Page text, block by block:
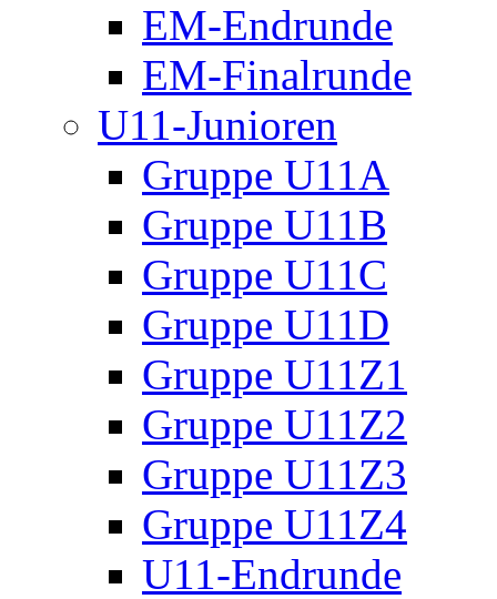
EM-Endrunde
EM-Finalrunde
U11-Junioren
Gruppe U11A
Gruppe U11B
Gruppe U11C
Gruppe U11D
Gruppe U11Z1
Gruppe U11Z2
Gruppe U11Z3
Gruppe U11Z4
U11-Endrunde